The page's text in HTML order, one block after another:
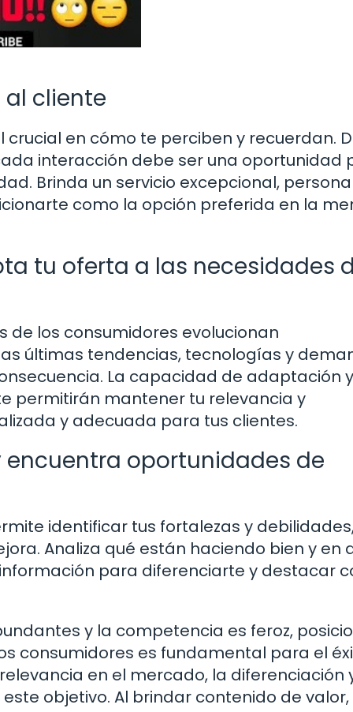
cliente
en cómo te perciben y recuerdan.
interacción debe ser una oportunidad
Brinda un servicio excepcional,
como la opción preferida en la
tu oferta a las necesidades
de los consumidores evolucionan
últimas tendencias, tecnologías y
La capacidad de adaptación
permitirán mantener tu relevancia y
y adecuada para tus clientes.
oportunidades de
identificar tus fortalezas y
Analiza qué están haciendo bien y en
para diferenciarte y destacar
y la competencia es feroz,
consumidores es fundamental para el
en el mercado, la diferenciación
objetivo. Al brindar contenido de valor,